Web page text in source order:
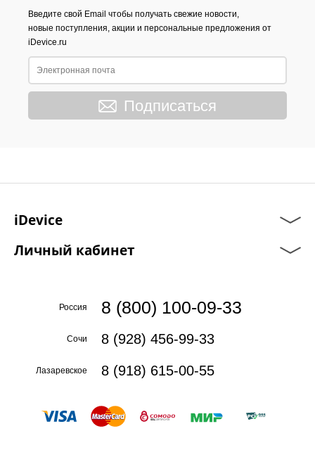
Введите свой Email чтобы получать свежие новости,
новые поступления, акции и персональные предложения от
iDevice.ru
Подписаться
iDevice
Личный кабинет
Россия 8 (800) 100-09-33
Сочи 8 (928) 456-99-33
Лазаревское 8 (918) 615-00-55